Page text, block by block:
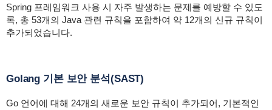
Spring 프레임워크 사용 시 자주 발생하는 문제를 예방할 수 있도
록, 총 53개의 Java 관련 규칙을 포함하여 약 12개의 신규 규칙이
추가되었습니다.
Golang 기본 보안 분석(SAST)
Go 언어에 대해 24개의 새로운 보안 규칙이 추가되어, 기본적인